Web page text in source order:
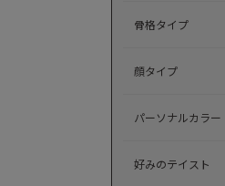
骨格タイプ
顔タイプ
パーソナルカラー
好みのテイスト